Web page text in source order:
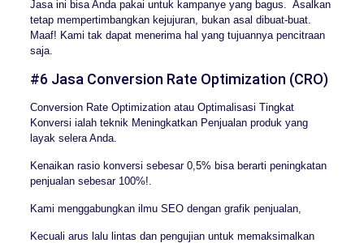
Jasa ini bisa Anda pakai untuk kampanye yang bagus. Asalkan
tetap mempertimbangkan kejujuran, bukan asal dibuat-buat.
Maaf! Kami tak dapat menerima hal yang tujuannya pencitraan
saja.
#6 Jasa Conversion Rate Optimization (CRO)
Conversion Rate Optimization atau Optimalisasi Tingkat
Konversi ialah teknik Meningkatkan Penjualan produk yang
layak selera Anda.
Kenaikan rasio konversi sebesar 0,5% bisa berarti peningkatan
penjualan sebesar 100%!.
Kami menggabungkan ilmu SEO dengan grafik penjualan,
Kecuali arus lalu lintas dan pengujian untuk memaksimalkan